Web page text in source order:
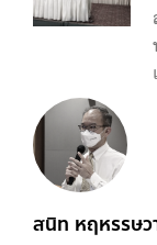
สนิท หฤหรรษว